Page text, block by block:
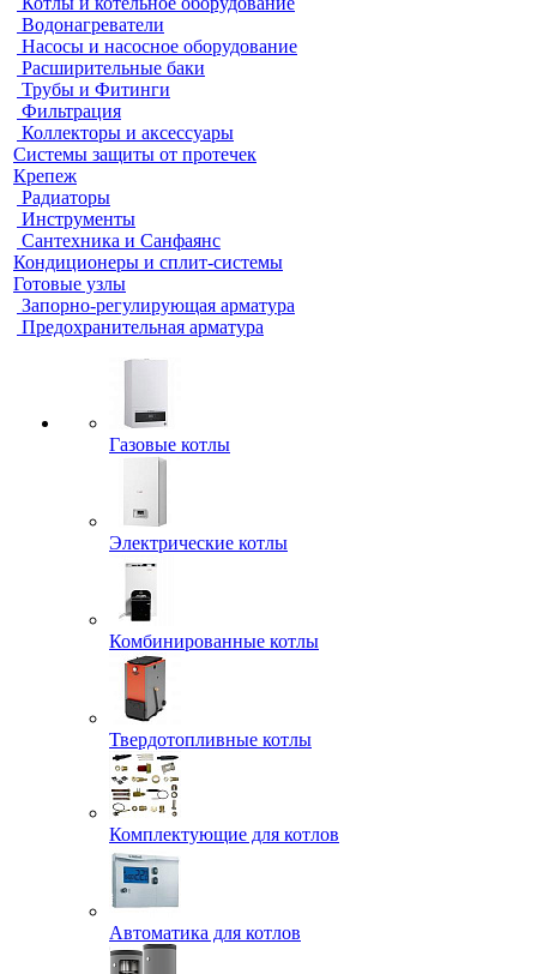
Водонагреватели
Насосы и насосное оборудование
Расширительные баки
Трубы и Фитинги
Фильтрация
Коллекторы и аксессуары
Системы защиты от протечек
Крепеж
Радиаторы
Инструменты
Сантехника и Санфаянс
Кондиционеры и сплит-системы
Готовые узлы
Запорно-регулирующая арматура
Предохранительная арматура
Газовые котлы
Электрические котлы
Комбинированные котлы
Твердотопливные котлы
Комплектующие для котлов
Автоматика для котлов